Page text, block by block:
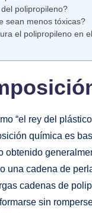
⁣polipropileno?
sean menos tóxicas?
el polipropileno⁢ en‍
“el rey del
química es
una ‌cadena de
cadenas de
sin